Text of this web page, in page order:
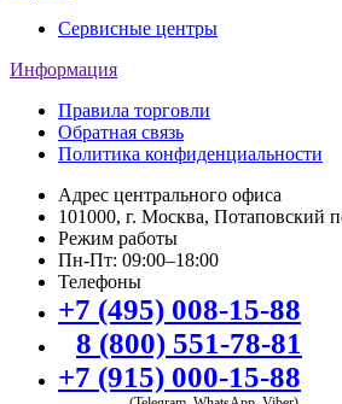
Сервисные центры
Информация
Правила торговли
Обратная связь
Политика конфиденциальности
Адрес центрального офиса
101000, г. Москва, Потаповский
Режим работы
Пн-Пт: 09:00–18:00
Телефоны
+7 (495) 008-15-88
8 (800) 551-78-81
+7 (915) 000-15-88